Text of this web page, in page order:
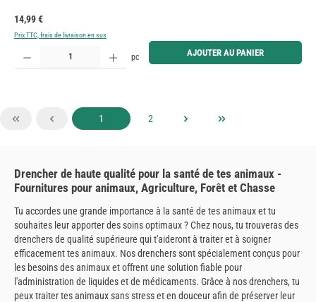
Prix régulier :
14,99 €
Prix TTC, frais de livraison en sus
Quantité de produit : Entrez la quantité souhaitée ou utilisez les boutons pour augmenter ou
pc AJOUTER AU PANIER
Page
1 Page
2
Drencher de haute qualité pour la santé de tes animaux -
Fournitures pour animaux, Agriculture, Forêt et Chasse
Tu accordes une grande importance à la santé de tes animaux et tu
souhaites leur apporter des soins optimaux ? Chez nous, tu trouveras des
drenchers de qualité supérieure qui t'aideront à traiter et à soigner
efficacement tes animaux. Nos drenchers sont spécialement conçus pour
les besoins des animaux et offrent une solution fiable pour
l'administration de liquides et de médicaments. Grâce à nos drenchers, tu
peux traiter tes animaux sans stress et en douceur afin de préserver leur